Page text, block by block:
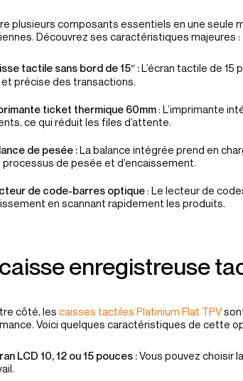
plusieurs composants essentiels en une seule
Découvrez ses caractéristiques majeures :
tactile sans bord de 15″ :L’écran tactile de
précise des transactions.
ticket thermique 60mm : L’imprimante
ce qui réduit les files d’attente.
de pesée :La balance intégrée prend en
processus de pesée et d’encaissement.
de code-barres optique : Le lecteur de
en scannant rapidement les produits.
enregistreuse
côté, les caisses tactiles Platinium Flat TPV
Voici quelques caractéristiques de cette
LCD 10, 12 ou 15 pouces :Vous pouvez choisir